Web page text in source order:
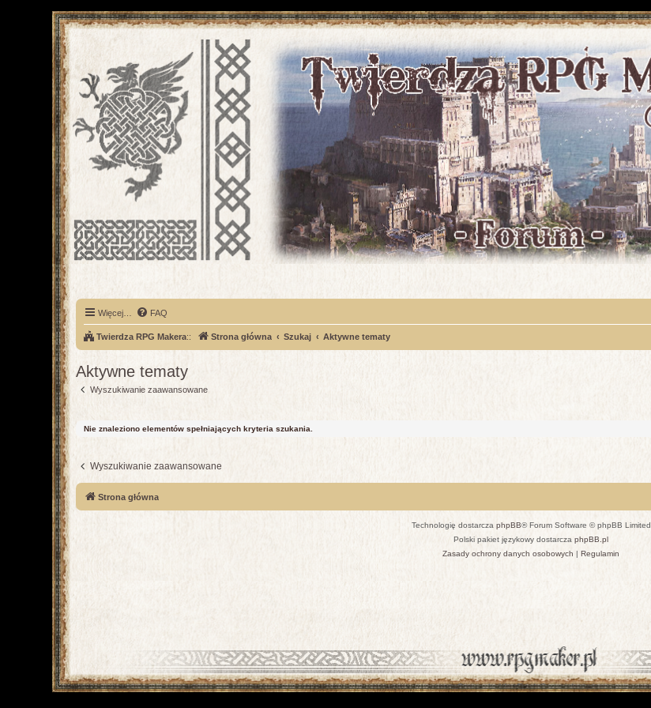
Więcej… FAQ
Twierdza RPG Makera:: Strona główna Szukaj Aktywne tematy
Aktywne tematy
Wyszukiwanie zaawansowane
Nie znaleziono elementów spełniających kryteria szukania.
Wyszukiwanie zaawansowane
Strona główna
Technologię dostarcza phpBB® Forum Software © phpBB Limited
Polski pakiet językowy dostarcza phpBB.pl
Zasady ochrony danych osobowych | Regulamin